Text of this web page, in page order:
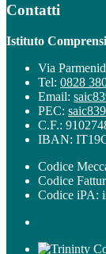
Contatti
Istituto
Via
Tel: 0828
Email:
PEC:
C.F.:
IBAN:
Codice
Codice
Codice iPA: